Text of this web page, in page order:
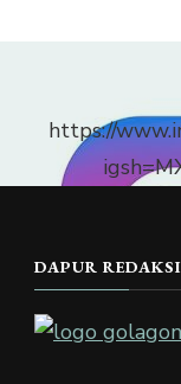
https://
DAPUR REDAKSI